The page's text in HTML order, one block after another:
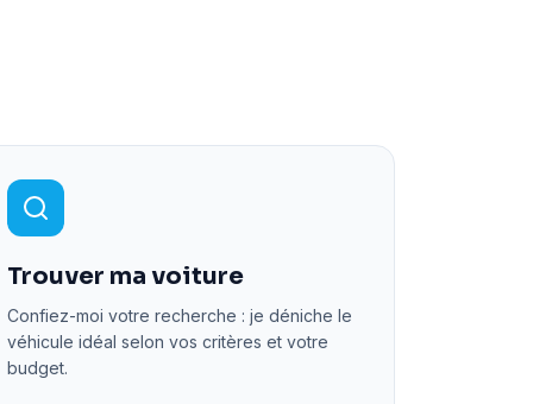
Trouver ma voiture
Confiez-moi votre recherche : je déniche le
véhicule idéal selon vos critères et votre
budget.